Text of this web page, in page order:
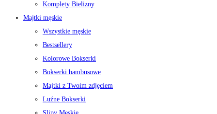
Komplety Bielizny
Majtki męskie
Wszystkie męskie
Bestsellery
Kolorowe Bokserki
Bokserki bambusowe
Majtki z Twoim zdjęciem
Luźne Bokserki